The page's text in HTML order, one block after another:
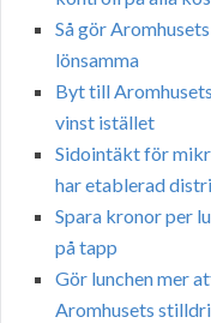
Så gör
lönsamma
Byt till
vinst istället
Sidointäkt för
har etablerad
Spara kronor per
på tapp
Gör lunchen mer
Aromhusets